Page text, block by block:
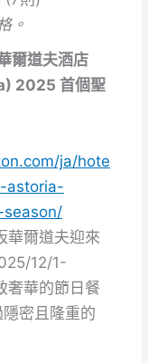
。
爾道夫酒店
2025 首個聖
ja/hote
astoria-
華爾道夫迎來
12/1-
奢華的節日餐
密且隆重的